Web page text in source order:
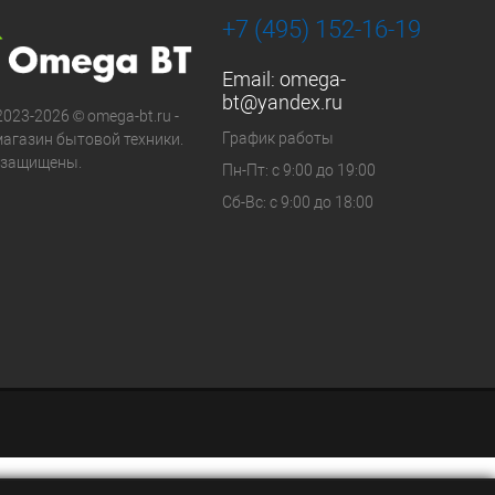
2026 © omega-bt.ru -
бытовой техники.
+7 (495) 152-16-19
Email: omega-
bt@yandex.ru
График работы
Пн-Пт: с 9:00 до 19:00
Сб-Вс: с 9:00 до 18:00